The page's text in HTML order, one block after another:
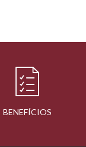
BENEFÍCIOS